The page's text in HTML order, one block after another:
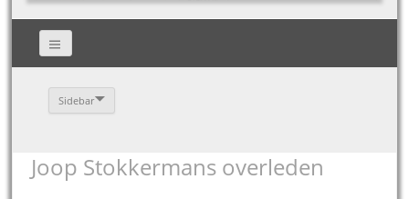
Sidebar
Joop Stokkermans overleden